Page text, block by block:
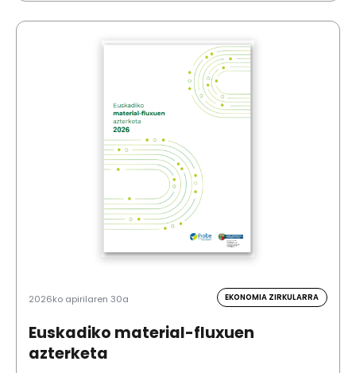
2026ko apirilaren 30a EKONOMIA ZIRKULARRA
Euskadiko material-fluxuen
azterketa